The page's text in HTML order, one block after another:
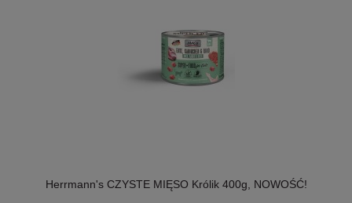
Herrmann's CZYSTE MIĘSO Królik 400g, NOWOŚĆ!